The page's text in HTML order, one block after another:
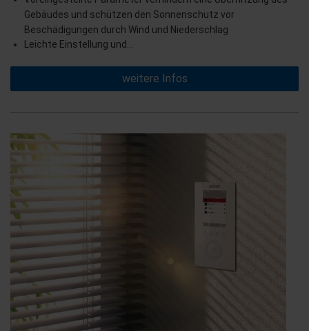
Gebäudes und schützen den Sonnenschutz vor
Beschädigungen durch Wind und Niederschlag
Leichte Einstellung und…
weitere Infos